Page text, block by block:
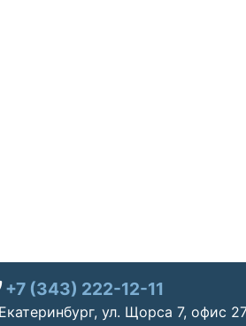
+7 (343) 222-12-11
ул. Щорса 7, офис